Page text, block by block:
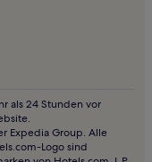
als 24 Stunden vor
Expedia Group. Alle
Logo sind